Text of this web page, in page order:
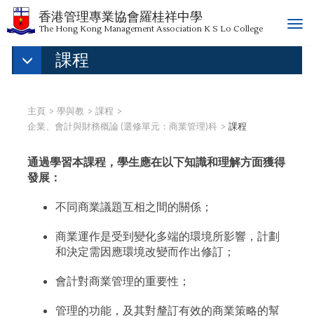
香港管理專業協會羅桂祥中學
The Hong Kong Management Association K S Lo College
T
g
課程
主頁 學與教
課程
企業、會計與財務概論 (選修單元：商業管理)科
課程
通過學習本課程，學生應在以下知識和理解方面獲得
發展：
不同商業議題互相之間的關係；
商業運作是受到變化多端的環境所影響，計劃
和決定需因應環境改變而作出修訂；
會計對商業管理的重要性；
管理的功能，及其對釐訂有效的商業策略的幫